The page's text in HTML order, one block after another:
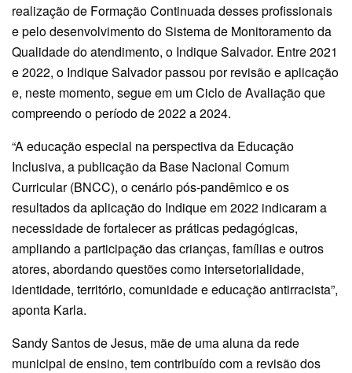
realização de Formação Continuada desses profissionais
e pelo desenvolvimento do Sistema de Monitoramento da
Qualidade do atendimento, o Indique Salvador. Entre 2021
e 2022, o Indique Salvador passou por revisão e aplicação
e, neste momento, segue em um Ciclo de Avaliação que
compreendo o período de 2022 a 2024.
“A educação especial na perspectiva da Educação
Inclusiva, a publicação da Base Nacional Comum
Curricular (BNCC), o cenário pós-pandêmico e os
resultados da aplicação do Indique em 2022 indicaram a
necessidade de fortalecer as práticas pedagógicas,
ampliando a participação das crianças, famílias e outros
atores, abordando questões como intersetorialidade,
identidade, território, comunidade e educação antirracista”,
aponta Karla.
Sandy Santos de Jesus, mãe de uma aluna da rede
municipal de ensino, tem contribuído com a revisão dos